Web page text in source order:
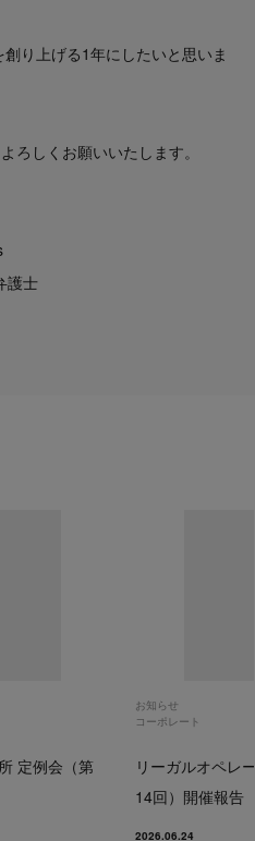
り上げる1年にしたいと思いま
ろしくお願いいたします。
護士
定例会（第
お知らせ
コーポレート
リーガルオペレ
14回）開催報告
2026.06.24